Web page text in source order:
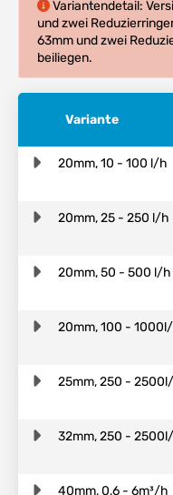
Variantendetail:
und zwei
63mm und zwei
beiliegen.
Variante
20mm, 10 - 100 l/h
20mm, 25 - 250 l/h
20mm, 50 - 500 l/h
20mm, 100 -
25mm, 250 -
32mm, 250 -
40mm, 0,6 - 6m³/h